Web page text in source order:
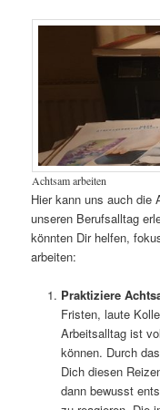
Achtsam arbeiten
Hier kann uns auch die
unseren Berufsalltag
könnten Dir helfen,
arbeiten:
Praktiziere
Fristen, laute
Arbeitsalltag ist
können. Durch
Dich diesen
dann bewusst